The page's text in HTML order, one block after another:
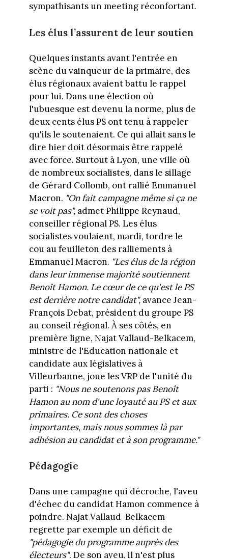
sympathisants un meeting réconfortant.
Les élus l’assurent de leur soutien
Quelques instants avant l'entrée en
scène du vainqueur de la primaire, des
élus régionaux avaient battu le rappel
pour lui. Dans une élection où
l'ubuesque est devenu la norme, plus de
deux cents élus PS ont tenu à rappeler
qu'ils le soutenaient. Ce qui allait sans le
dire hier doit désormais être rappelé
avec force. Surtout à Lyon, une ville où
de nombreux socialistes, dans le sillage
de Gérard Collomb, ont rallié Emmanuel
Macron. "On fait campagne même si ça ne
se voit pas", admet Philippe Reynaud,
conseiller régional PS. Les élus
socialistes voulaient, mardi, tordre le
cou au feuilleton des ralliements à
Emmanuel Macron. "Les élus de la région
dans leur immense majorité soutiennent
Benoît Hamon. Le cœur de ce qu'est le PS
est derrière notre candidat", avance Jean-
François Debat, président du groupe PS
au conseil régional. À ses côtés, en
première ligne, Najat Vallaud-Belkacem,
ministre de l'Education nationale et
candidate aux législatives à
Villeurbanne, joue les VRP de l'unité du
parti : "Nous ne soutenons pas Benoît
Hamon au nom d'une loyauté au PS et aux
primaires. Ce sont des choses
importantes, mais nous sommes là par
adhésion au candidat et à son programme."
Pédagogie
Dans une campagne qui décroche, l'aveu
d'échec du candidat Hamon commence à
poindre. Najat Vallaud-Belkacem
regrette par exemple un déficit de
"pédagogie du programme auprès des
électeurs". De son aveu, il n'est plus